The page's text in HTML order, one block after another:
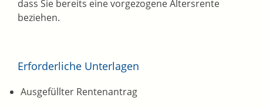
dass Sie bereits eine vorgezogene Altersrente
beziehen.
Erforderliche Unterlagen
Ausgefüllter Rentenantrag